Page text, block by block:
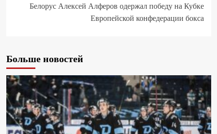
Белорус Алексей Алферов одержал победу на Кубке
Европейской конфедерации бокса
Больше новостей